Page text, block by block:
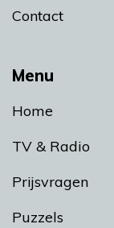
Menu
Home
TV & Radio
Prijsvragen
Puzzels
Contact